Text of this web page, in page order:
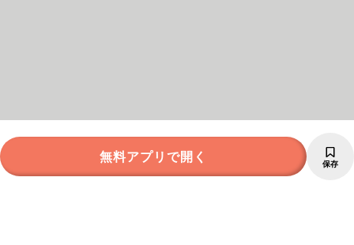
無料アプリで開く 保存